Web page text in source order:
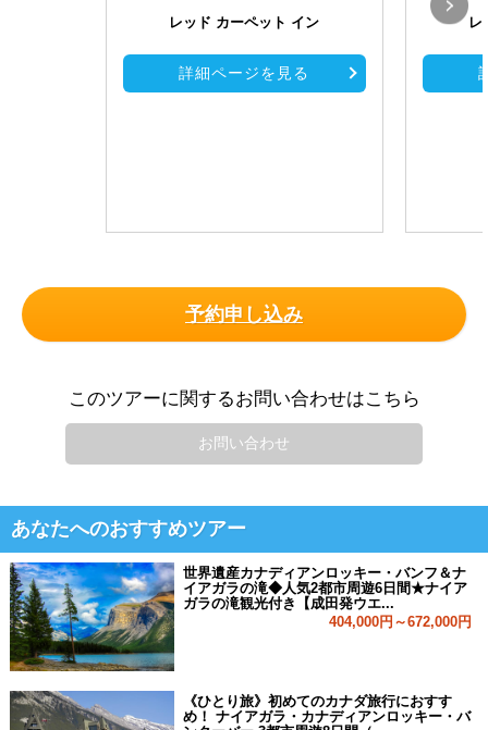
レッド カーペット イン
詳細ページを見る
レ
予約申し込み
このツアーに関するお問い合わせはこちら
お問い合わせ
あなたへのおすすめツアー
世界遺産カナディアンロッキー・バンフ＆ナ
イアガラの滝◆人気2都市周遊6日間★ナイア
ガラの滝観光付き【成田発ウエ...
404,000円～672,000円
《ひとり旅》初めてのカナダ旅行におすす
め！ ナイアガラ・カナディアンロッキー・バ